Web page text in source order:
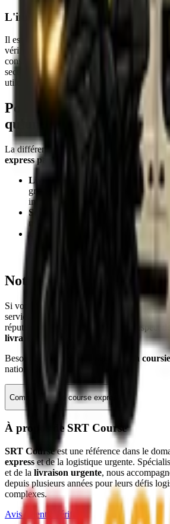
L'importance de la certification et
Il est crucial de faire appel à un coursier
vérifier la fiabilité d'un partenaire logistique,
consulter des bases de données
secteur est bien référencé sur l'
Annuaire
utile pour identifier les acteurs validés du
Pourquoi choisir un
qu'une plateforme
La différence entre une "livraison low-cost"
express paris
dédié se joue sur la garantie
Livraison 24h vs Immédiate :
Les
groupent les envois (J+1). Un
immédiatement du point A au point B
Sécurité du colis :
Moins de
moins de risque de casse pour votre
Couverture géographique :
SRT
coursier dans Paris ,
et vers toute la
Notre verdict d'expert
Si votre priorité est le coût pur pour un
services postaux classiques suffisent. Mais
réputation de votre entreprise et le respect
livraison sur mesure
Besoin d'un devis immédiat pour un
nationale ?
Commander une course express
À propos de SRT Course
SRT Courseest une référence dans le
expresset de la logistique urgente.
et de la livraison urgente, nous
depuis plusieurs années pour leurs défis
complexes.
Avis Clients Vérifiés